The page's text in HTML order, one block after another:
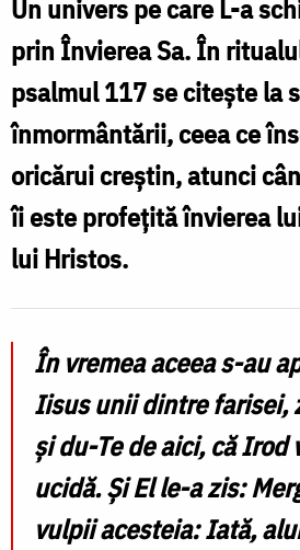
profeție
despre
înviere
/
Oana
Nechifor
Un univers pe care L-a
prin Învierea Sa. În
psalmul 117 se citește la
înmormântării, ceea ce
oricărui creștin, atunci
îi este profețită învierea
lui Hristos.
În vremea aceea s-au
Iisus unii dintre farisei,
și du-Te de aici, că Irod
ucidă. Și El le-a zis:
vulpii acesteia: Iată,